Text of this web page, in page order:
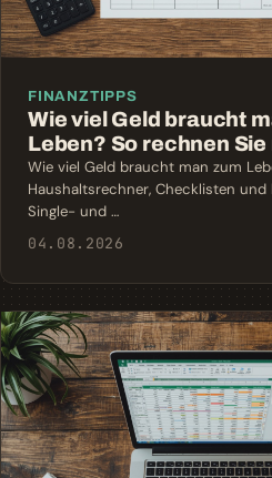
FINANZTIPPS
Wie viel Geld braucht
Leben? So rechnen
Wie viel Geld braucht man zum
Haushaltsrechner, Checklisten
Single- und …
04.08.2026